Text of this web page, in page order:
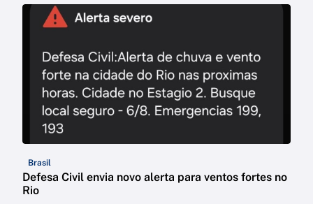
Brasil
Defesa Civil envia novo alerta para ventos fortes no
Rio